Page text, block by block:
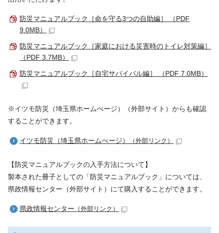
防災マニュアルブック［命を守る3つの自助編］ （PDF
9.0MB）
防災マニュアルブック［家庭における災害時のトイレ対策編］
（PDF 3.7MB）
防災マニュアルブック［自宅サバイバル編］ （PDF 7.0MB）
※イツモ防災（埼玉県ホームぺージ）（外部サイト）からも確認
することができます。
イツモ防災（埼玉県ホームぺージ） （外部リンク）
【防災マニュアルブックの入手方法について】
製本された冊子としての「防災マニュアルブック」については、
県政情報センター（外部サイト）にて購入することができます。
県政情報センター （外部リンク）